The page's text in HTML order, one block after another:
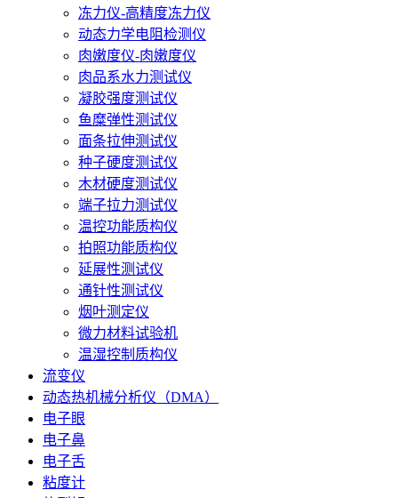
冻力仪-高精度冻力仪
动态力学电阻检测仪
肉嫩度仪-肉嫩度仪
肉品系水力测试仪
凝胶强度测试仪
鱼糜弹性测试仪
面条拉伸测试仪
种子硬度测试仪
木材硬度测试仪
端子拉力测试仪
温控功能质构仪
拍照功能质构仪
延展性测试仪
通针性测试仪
烟叶测定仪
微力材料试验机
温湿控制质构仪
流变仪
动态热机械分析仪（DMA）
电子眼
电子鼻
电子舌
粘度计